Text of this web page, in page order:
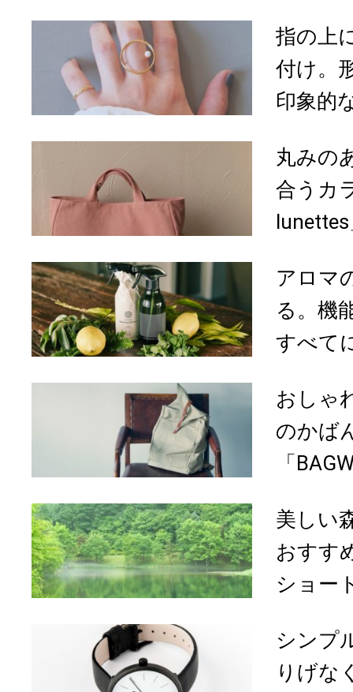
指の上
付け。
印象的
丸みの
合うカ
アロマ
る。機
すべて
おしゃ
のかば
「
美しい
おすす
ショー
シンプ
りげな